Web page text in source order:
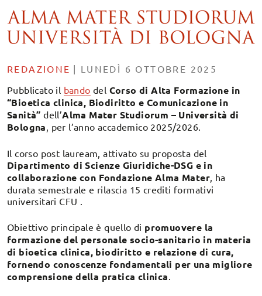
REDAZIONE | LUNEDÌ 6 OTTOBRE 2025
Pubblicato il bando del Corso di Alta Formazione in
“Bioetica clinica, Biodiritto e Comunicazione in
Sanità”dell’Alma Mater Studiorum – Università di
Bologna, per l’anno accademico 2025/2026.
Il corso post lauream, attivato su proposta del
Dipartimento di Scienze Giuridiche-DSG e in
collaborazione con Fondazione Alma Mater, ha
durata semestrale e rilascia 15 crediti formativi
universitari CFU .
Obiettivo principale è quello di promuovere la
formazione del personale socio-sanitario in materia
di bioetica clinica, biodiritto e relazione di cura,
fornendo conoscenze fondamentali per una migliore
comprensione della pratica clinica.